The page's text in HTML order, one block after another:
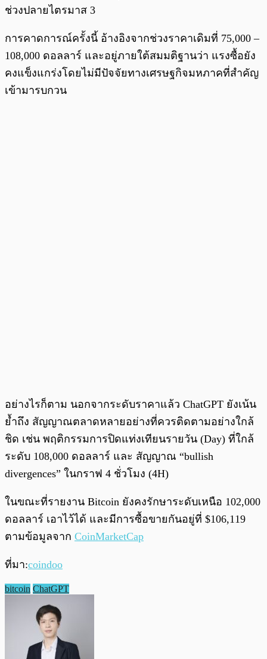
ช่วงปลายไตรมาส 3
การคาดการณ์ครั้งนี้ อ้างอิงจากช่วงราคาเดิมที่ 75,000 –
108,000 ดอลลาร์ และอยู่ภายใต้สมมติฐานว่า แรงซื้อยัง
คงแข็งแกร่งโดยไม่มีปัจจัยทางเศรษฐกิจมหภาคที่สำคัญ
เข้ามารบกวน
อย่างไรก็ตาม นอกจากระดับราคาแล้ว ChatGPT ยังเน้น
ย้ำถึง สัญญาณตลาดหลายอย่างที่ควรติดตามอย่างใกล้
ชิด เช่น พฤติกรรมการปิดแท่งเทียนรายวัน (Day) ที่ใกล้
ระดับ 108,000 ดอลลาร์ และ สัญญาณ “bullish
divergences” ในกราฟ 4 ชั่วโมง (4H)
ในขณะที่รายงาน Bitcoin ยังคงรักษาระดับเหนือ 102,000
ดอลลาร์ เอาไว้ได้ และมีการซื้อขายกันอยู่ที่ $106,119
ตามข้อมูลจาก CoinMarketCap
ที่มา:coindoo
bitcoin ChatGPT